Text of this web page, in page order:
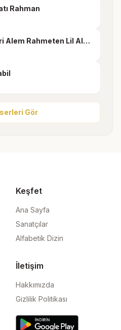
Rahman
El Meded Ey Fahri Alem Rahmeten Lil Alemin Mücrimim
Gör
Keşfet
Ana Sayfa
Sanatçılar
Alfabetik Dizin
İletişim
Hakkımızda
Gizlilik Politikası